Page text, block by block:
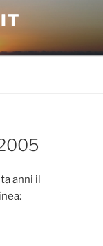
anni il